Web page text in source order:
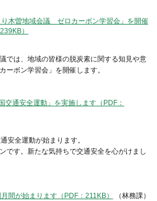
り木曽地域会議 ゼロカーボン学習会」を開催
）
では、地域の皆様の脱炭素に関する知見や意
ーボン学習会」を開催します。
交通安全運動」を実施します（PDF：
安全運動が始まります。
です。新たな気持ちで交通安全を心がけまし
間が始まります（PDF：211KB）
（林務課）